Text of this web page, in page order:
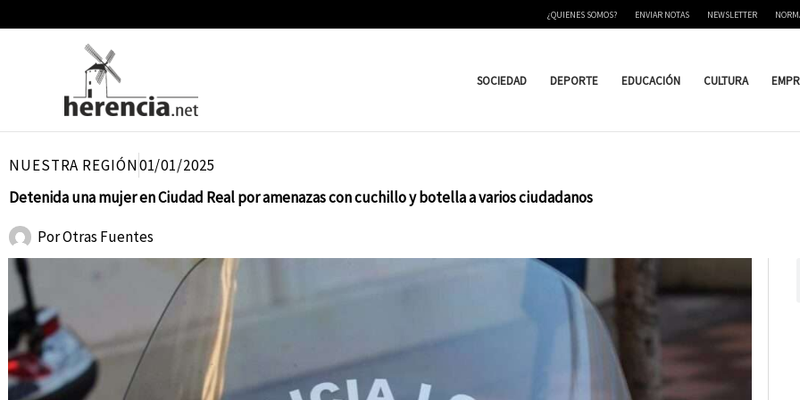
¿QUIENES SOMOS? ENVIAR NOTAS NEWSLETTER
SOCIEDAD DEPORTE EDUCACIÓN CULTURA
NUESTRA REGIÓN01/01/2025
Detenida una mujer en Ciudad Real por amenazas con cuchillo y botella a varios ciudadanos
PorOtras Fuentes